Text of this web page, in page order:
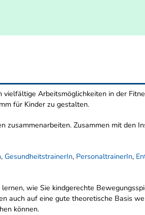
vielfältige Arbeitsmöglichkeiten in der
für Kinder zu gestalten.
zusammenarbeiten. Zusammen mit den
, GesundheitstrainerIn, PersonaltrainerIn,
wie Sie kindgerechte
auch auf eine gute theoretische Basis
können.